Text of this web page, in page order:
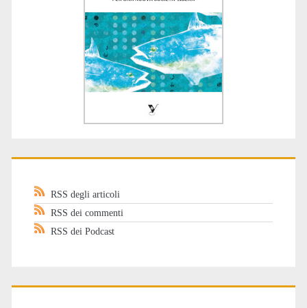
RSS degli articoli
RSS dei commenti
RSS dei Podcast